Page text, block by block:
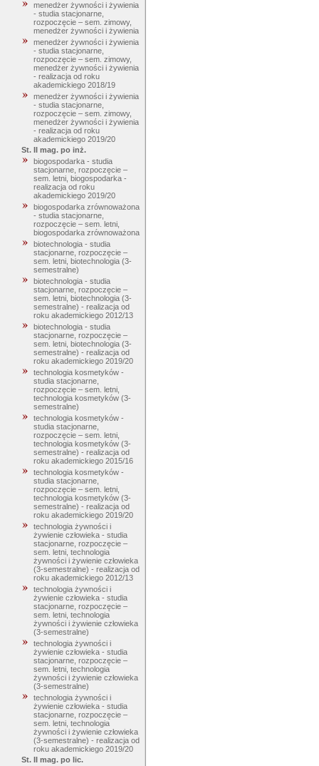
menedżer żywności i żywienia
- studia stacjonarne,
rozpoczęcie – sem. zimowy,
menedżer żywności i żywienia
menedżer żywności i żywienia
- studia stacjonarne,
rozpoczęcie – sem. zimowy,
menedżer żywności i żywienia
- realizacja od roku
akademickiego 2018/19
menedżer żywności i żywienia
- studia stacjonarne,
rozpoczęcie – sem. zimowy,
menedżer żywności i żywienia
- realizacja od roku
akademickiego 2019/20
St. II mag. po inż.
biogospodarka - studia
stacjonarne, rozpoczęcie –
sem. letni, biogospodarka -
realizacja od roku
akademickiego 2019/20
biogospodarka zrównoważona
- studia stacjonarne,
rozpoczęcie – sem. letni,
biogospodarka zrównoważona
biotechnologia - studia
stacjonarne, rozpoczęcie –
sem. letni, biotechnologia (3-
semestralne)
biotechnologia - studia
stacjonarne, rozpoczęcie –
sem. letni, biotechnologia (3-
semestralne) - realizacja od
roku akademickiego 2012/13
biotechnologia - studia
stacjonarne, rozpoczęcie –
sem. letni, biotechnologia (3-
semestralne) - realizacja od
roku akademickiego 2019/20
technologia kosmetyków -
studia stacjonarne,
rozpoczęcie – sem. letni,
technologia kosmetyków (3-
semestralne)
technologia kosmetyków -
studia stacjonarne,
rozpoczęcie – sem. letni,
technologia kosmetyków (3-
semestralne) - realizacja od
roku akademickiego 2015/16
technologia kosmetyków -
studia stacjonarne,
rozpoczęcie – sem. letni,
technologia kosmetyków (3-
semestralne) - realizacja od
roku akademickiego 2019/20
technologia żywności i
żywienie człowieka - studia
stacjonarne, rozpoczęcie –
sem. letni, technologia
żywności i żywienie człowieka
(3-semestralne) - realizacja od
roku akademickiego 2012/13
technologia żywności i
żywienie człowieka - studia
stacjonarne, rozpoczęcie –
sem. letni, technologia
żywności i żywienie człowieka
(3-semestralne)
technologia żywności i
żywienie człowieka - studia
stacjonarne, rozpoczęcie –
sem. letni, technologia
żywności i żywienie człowieka
(3-semestralne)
technologia żywności i
żywienie człowieka - studia
stacjonarne, rozpoczęcie –
sem. letni, technologia
żywności i żywienie człowieka
(3-semestralne) - realizacja od
roku akademickiego 2019/20
St. II mag. po lic.